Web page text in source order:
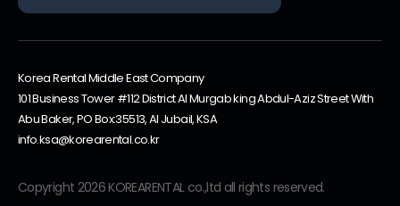
Korea Rental Middle East Company
101 Business Tower #112 District Al Murgab king Abdul-Aziz Street With
Abu Baker, PO Box:35513, Al Jubail, KSA
info.ksa@korearental.co.kr
Copyright 2026 KOREARENTAL co.,ltd all rights reserved.